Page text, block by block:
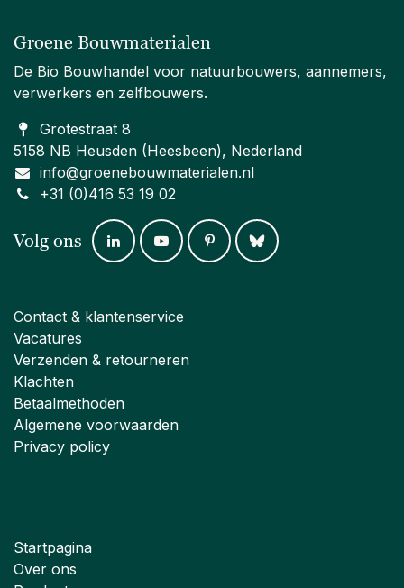
Groene Bouwmaterialen
De Bio Bouwhandel voor natuurbouwers, aannemers,
verwerkers en zelfbouwers.
Grotestraat 8
5158 NB Heusden (Heesbeen), Nederland
info@groenebouwmaterialen.nl
+31 (0)416 53 19 02
Volg ons
Contact & klantenservice
Vacatures
Verzenden & retourneren
Klachten
Betaalmethoden
Algemene voorwaarden
Privacy policy
Startpagina
Over ons